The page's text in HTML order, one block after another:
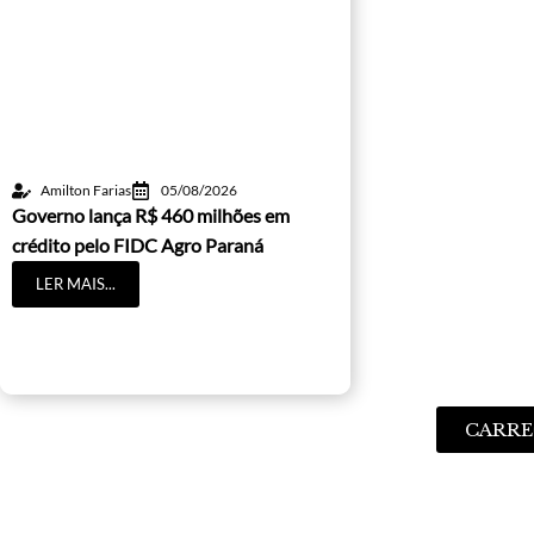
Amilton Farias 05/08/2026
Governo lança R$ 460 milhões em
crédito pelo FIDC Agro Paraná
LER MAIS...